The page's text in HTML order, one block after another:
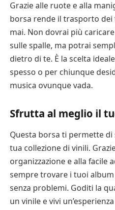
Grazie alle ruote e alla
borsa rende il trasporto
mai. Non dovrai più
sulle spalle, ma potrai
dietro di te. È la scelta
spesso o per chiunque
musica ovunque vada.
Sfrutta al meglio il
Questa borsa ti permette
tua collezione di vinili.
organizzazione e alla facile
sempre trovare i tuoi
senza problemi. Goditi la
un vinile e vivi